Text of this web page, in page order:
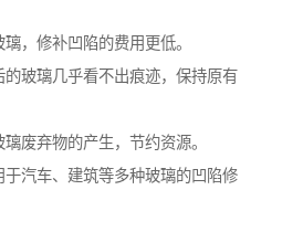
，修补凹陷的费用更低。
玻璃几乎看不出痕迹，保持原有
废弃物的产生，节约资源。
汽车、建筑等多种玻璃的凹陷修